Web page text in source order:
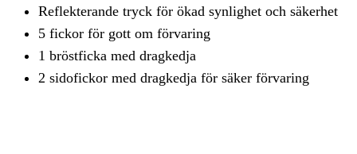
Reflekterande tryck för ökad synlighet och säkerhet
5 fickor för gott om förvaring
1 bröstficka med dragkedja
2 sidofickor med dragkedja för säker förvaring